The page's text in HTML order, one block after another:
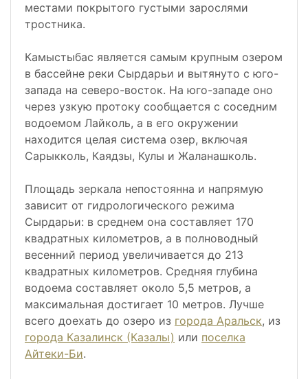
местами покрытого густыми зарослями
тростника.
Камыстыбас является самым крупным озером
в бассейне реки Сырдарьи и вытянуто с юго-
запада на северо-восток. На юго-западе оно
через узкую протоку сообщается с соседним
водоемом Лайколь, а в его окружении
находится целая система озер, включая
Сарыкколь, Каядзы, Кулы и Жаланашколь.
Площадь зеркала непостоянна и напрямую
зависит от гидрологического режима
Сырдарьи: в среднем она составляет 170
квадратных километров, а в полноводный
весенний период увеличивается до 213
квадратных километров. Средняя глубина
водоема составляет около 5,5 метров, а
максимальная достигает 10 метров. Лучше
всего доехать до озеро из города Аральск, из
города Казалинск (Казалы) или поселка
Айтеки-Би.